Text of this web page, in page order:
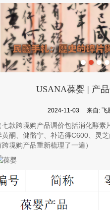
USANA葆婴 | 产品
2024-11-03 来自:飞
七款跨境购产品调价包括消化酵素
黄酮、健骼宁、补适得C600、灵
跨境购产品重新梳理了一遍）